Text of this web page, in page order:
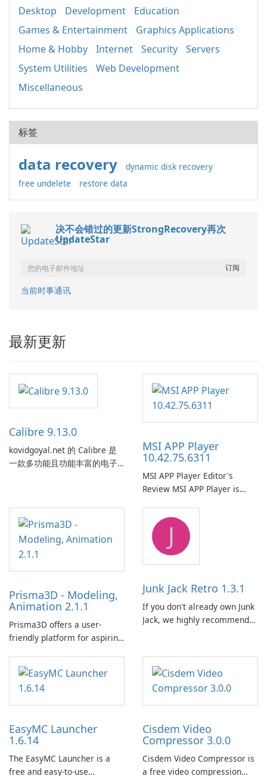
Desktop
Development
Education
Games & Entertainment
Graphics Applications
Home & Hobby
Internet Security
Servers
System Utilities
Web Development
Miscellaneous
标签
data recovery
dynamic disk recovery
free undelete
restore data
决不会错过的更新StrongRecovery再次
UpdateStar
当前时事通讯
最新更新
Calibre 9.13.0
kovidgoyal.net 的 Calibre 是
一款多功能且功能丰富的电子
供了一个全面的解决方案，用
于跨各种设备和电子书格式组
织、转换、编辑和同步电子
书。 电子书图书馆管理：
Calibre 作为组织和管理电子书
对电子书进行分类、标记和搜
索。它提供强大的图书馆管理
功能，以保持电子书收藏井井
有条。 电子书格式转换： 用户
MSI APP Player
10.42.75.6311
MSI APP Player Editor's
Review MSI APP Player is
emulator built atop the
BlueStacks engine and tuned
for MSI hardware.
Prisma3D - Modeling,
Animation 2.1.1
Prisma3D offers a user-
friendly platform for aspiring
imagination to life. With a
wide range of tools and
features, this app allows
users to easily design 3D
captivating animated scenes.
J
Junk Jack Retro 1.3.1
If you don't already own Junk
Jack, we highly recommend
This game is where it all
began! Junk Jack Retro,
formerly known as Junk Jack,
EasyMC Launcher
1.6.14
The EasyMC Launcher is a
free and easy-to-use
Cisdem Video
Compressor 3.0.0
Cisdem Video Compressor is
a free video compression